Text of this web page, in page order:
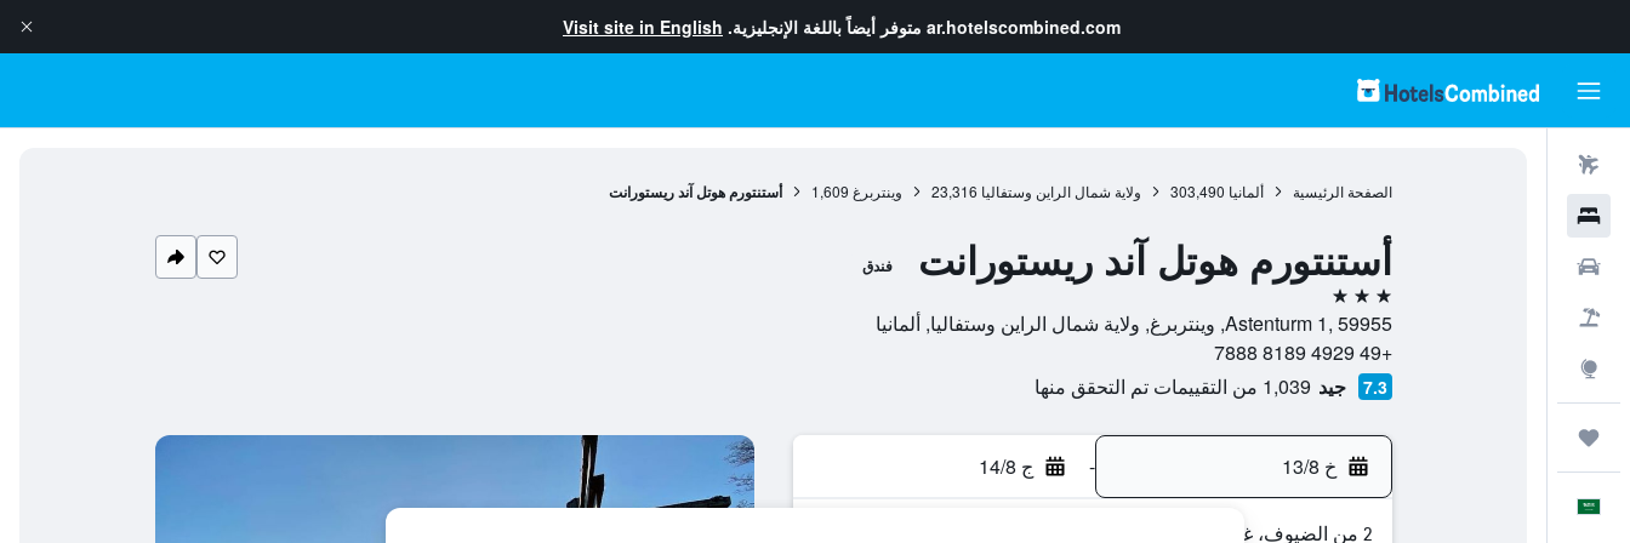
ar.hotelscombined.com متوفر أيضاً باللغة الإنجليزية. Visit site in English
الصفحة الرئيسية ألمانيا 303,490 ولاية شمال الراين وستفاليا 23,316 وينتربرغ 1,609 أستنتورم هوتل آند ريستورانت
أستنتورم هوتل آند ريستورانت فندق
3 نجوم
Astenturm 1, 59955, وينتربرغ, ولاية شمال الراين وستفاليا, ألمانيا
+49 4929 8189 7888
7.3 جيد 1,039 من التقييمات تم التحقق منها
خ 13/8 - ج 14/8
2 من الضيوف، غرفة واحدة